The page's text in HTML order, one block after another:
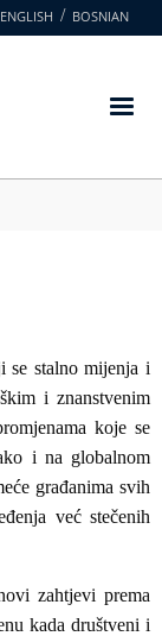
ENGLISH BOSNIAN
se stalno mijenja i
i znanstvenim
koje se
i na globalnom
građanima svih
već stečenih
zahtjevi prema
kada društveni i